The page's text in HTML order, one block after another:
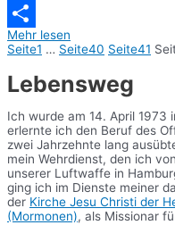
Messenger
Teilen
Mehr lesen
Seite1 … Seite40 Seite41
Lebensweg
Ich wurde am 14. April 1973
erlernte ich den Beruf des
zwei Jahrzehnte lang
mein Wehrdienst, den ich
unserer Luftwaffe in
ging ich im Dienste meiner
der Kirche Jesu Christi der
(Mormonen), als Missionar